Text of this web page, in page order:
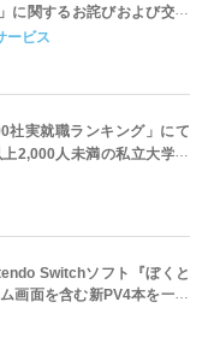
に関するお詫びおよび交換
ービス
社実就職ランキング」にて
2,000人未満の私立大学で
職率は26.5%（前年比＋
大学でも10位にランクイン
Switchソフト『ぼくと
画面を含む新PV4本を一挙